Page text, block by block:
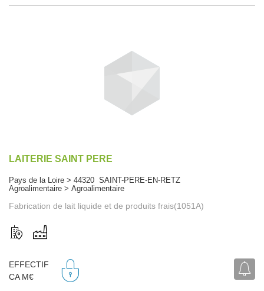
LAITERIE SAINT PERE
Pays de la Loire > 44320 SAINT-PERE-EN-RETZ
Agroalimentaire > Agroalimentaire
Fabrication de lait liquide et de produits frais(1051A)
EFFECTIF
CA M€